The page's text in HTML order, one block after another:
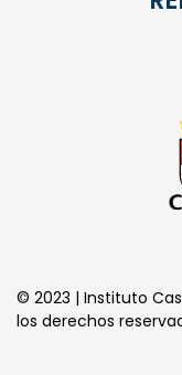
los derechos